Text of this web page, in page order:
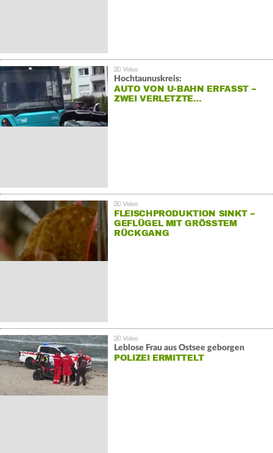
Hochtaunuskreis:
AUTO VON U-BAHN ERFASST –
ZWEI VERLETZTE…
FLEISCHPRODUKTION SINKT –
GEFLÜGEL MIT GRÖSSTEM R
ÜCKGANG
Leblose Frau aus Ostsee geborgen
POLIZEI ERMITTELT